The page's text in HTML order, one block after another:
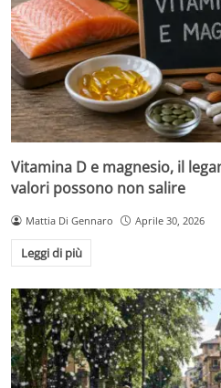
Vitamina D e magnesio, il
valori possono non salire
Mattia Di Gennaro Aprile 30, 2026
Leggi di più